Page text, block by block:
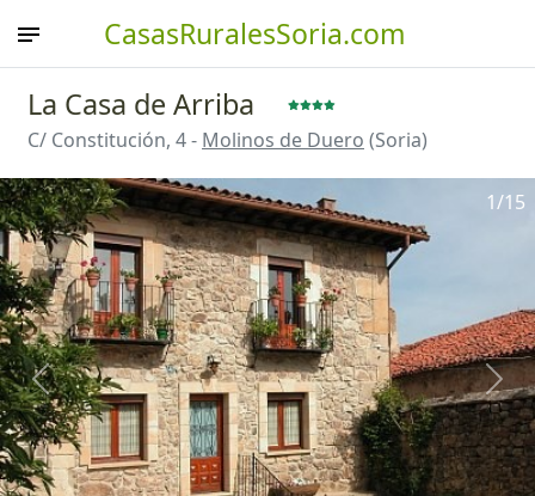
CasasRuralesSoria.com
La Casa de Arriba
C/ Constitución, 4 - Molinos de Duero (Soria)
Anterior
1/15